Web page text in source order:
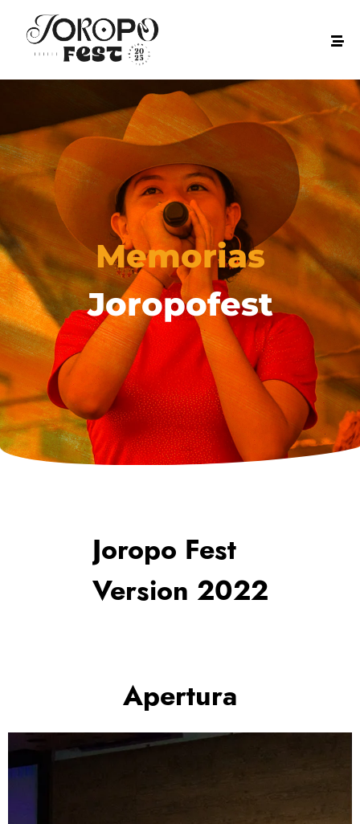
Memorias
Joropofest
Joropo Fest
Version 2022
Apertura